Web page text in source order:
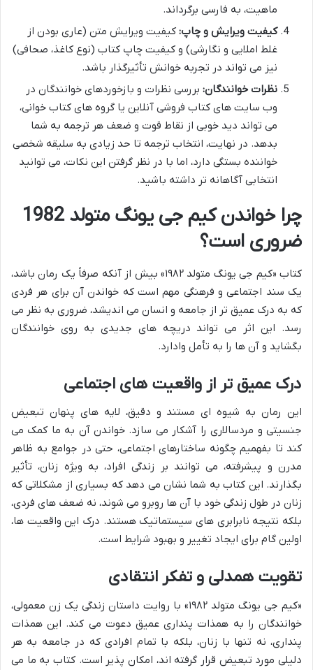
ماهیت، به فارسی برگرداند.
کیفیت ویرایش و چاپ: کیفیت ویرایش متن (عاری بودن از
غلط املایی و نگارشی) و کیفیت چاپ کتاب (نوع کاغذ، صحافی)
نیز می تواند در تجربه خوانش تأثیرگذار باشد.
نظرات خوانندگان: بررسی نظرات و بازخوردهای خوانندگان در
وب سایت های کتاب فروشی آنلاین یا گروه های کتاب خوانی،
می تواند دید خوبی از نقاط قوت و ضعف هر ترجمه به شما
بدهد. در نهایت، انتخاب ترجمه تا حد زیادی به سلیقه شخصی
خواننده بستگی دارد، اما با در نظر گرفتن این نکات، می توانید
انتخابی آگاهانه تر داشته باشید.
چرا خواندن کیم جی یونگ متولد 1982
ضروری است؟
کتاب «کیم جی یونگ متولد ۱۹۸۲» بیش از آنکه صرفاً یک رمان باشد،
یک سند اجتماعی و فرهنگی مهم است که خواندن آن برای هر فردی
که به درک عمیق تر از جامعه و انسان می اندیشد، ضروری به نظر می
رسد. این اثر می تواند دریچه های جدیدی به روی خوانندگان
بگشاید و آن ها را به تأمل وادارد.
درک عمیق تر از واقعیت های اجتماعی
این رمان به شیوه ای مستند و دقیق، لایه های پنهان تبعیض
جنسیتی و مردسالاری را آشکار می سازد. خواندن آن به ما کمک می
کند تا بفهمیم چگونه ساختارهای اجتماعی، حتی در جوامع به ظاهر
مدرن و پیشرفته، می توانند بر زندگی افراد، به ویژه زنان، تأثیر
بگذارند. این کتاب به شما نشان می دهد که بسیاری از مشکلاتی که
زنان در طول زندگی خود با آن ها روبرو می شوند، نه ضعف های فردی،
بلکه نتیجه نابرابری های سیستماتیک هستند. درک این واقعیت ها،
اولین گام برای ایجاد تغییر و بهبود شرایط است.
تقویت همدلی و تفکر انتقادی
«کیم جی یونگ متولد ۱۹۸۲» با روایت داستان زندگی یک زن معمولی،
خوانندگان را به همذات پنداری عمیق دعوت می کند. این همذات
پنداری، نه تنها با زنان، بلکه با تمام افرادی که در جامعه به هر
دلیلی مورد تبعیض قرار گرفته اند، امکان پذیر است. کتاب به ما می